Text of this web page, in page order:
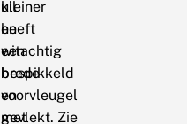
uil
heeft
een
brede
voorvleugel
met
kleiner
en
witachtig
bespikkeld
en
gevlekt. Zie